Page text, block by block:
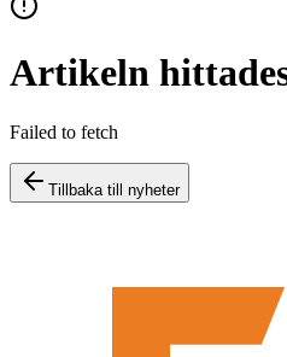
Artikeln
Failed to fetch
Tillbaka till nyheter